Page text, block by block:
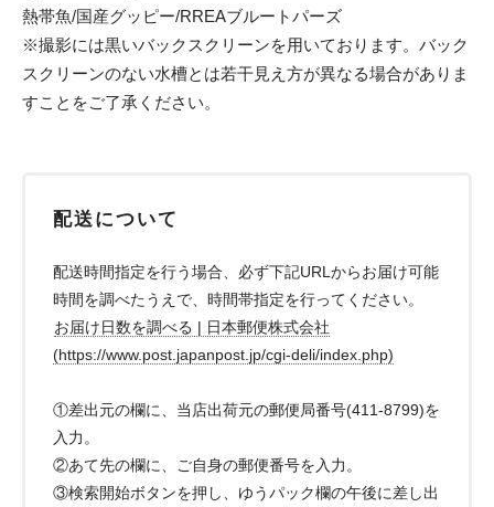
熱帯魚/国産グッピー/RREAブルートパーズ
※撮影には黒いバックスクリーンを用いております。バック
スクリーンのない水槽とは若干見え方が異なる場合がありま
すことをご了承ください。
配送について
配送時間指定を行う場合、必ず下記URLからお届け可能
時間を調べたうえで、時間帯指定を行ってください。
お届け日数を調べる | 日本郵便株式会社
(https://www.post.japanpost.jp/cgi-deli/index.php)
①差出元の欄に、当店出荷元の郵便局番号(411-8799)を
入力。
②あて先の欄に、ご自身の郵便番号を入力。
③検索開始ボタンを押し、ゆうパック欄の午後に差し出